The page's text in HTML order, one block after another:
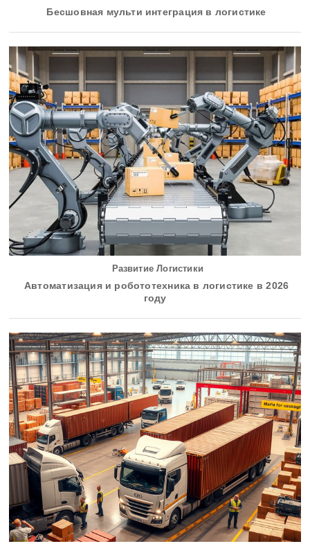
Бесшовная мульти интеграция в логистике
Развитие Логистики
Автоматизация и робототехника в логистике в 2026
году